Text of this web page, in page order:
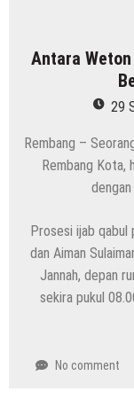
Antara
29
Rembang –
Rembang Kota,
Prosesi ijab qabul
dan Aiman
Jannah, depan
sekira pukul
No comment